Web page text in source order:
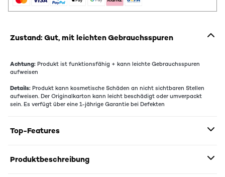
Zustand: Gut, mit leichten Gebrauchsspuren
Achtung: Produkt ist funktionsfähig + kann leichte Gebrauchsspuren
aufweisen
Details: Produkt kann kosmetische Schäden an nicht sichtbaren Stellen
aufweisen. Der Originalkarton kann leicht beschädigt oder umverpackt
sein. Es verfügt über eine 1-jährige Garantie bei Defekten
Top-Features
Produktbeschreibung